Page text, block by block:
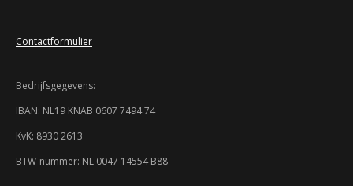
0
9
5
s
e
Contactformulier
Bedrijfsgegevens:
IBAN: NL19 KNAB 0607 7494 74
KvK: 8930 2613
BTW-nummer: NL 0047 14554 B88